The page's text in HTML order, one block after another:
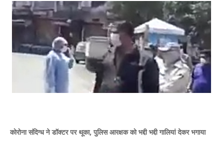
कोरोना संदिग्ध ने डॉक्टर पर थूका, पुलिस आरक्षक को भद्दी भद्दी गालियां देकर भगाया